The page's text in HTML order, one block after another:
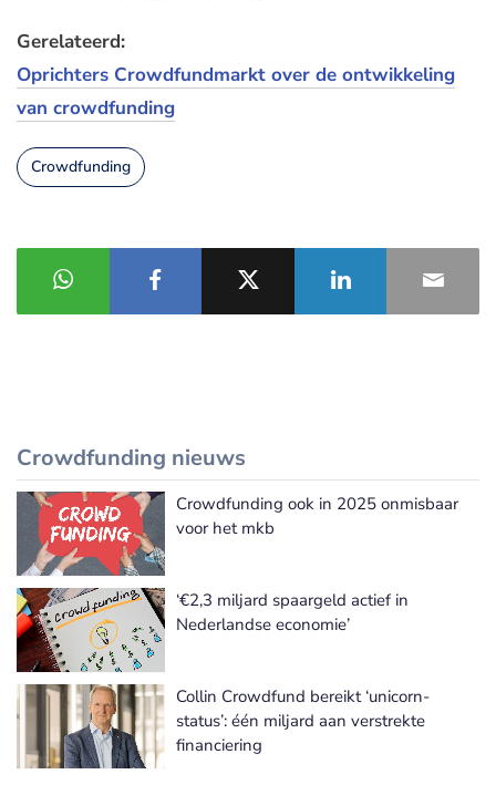
Gerelateerd:
Oprichters Crowdfundmarkt over de ontwikkeling
van crowdfunding
Crowdfunding
Crowdfunding nieuws
Crowdfunding ook in 2025 onmisbaar
voor het mkb
‘€2,3 miljard spaargeld actief in
Nederlandse economie’
Collin Crowdfund bereikt ‘unicorn-
status’: één miljard aan verstrekte
financiering